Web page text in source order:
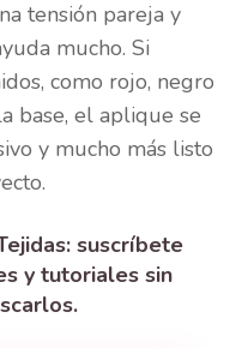
tensión pareja y
mucho. Si
como rojo, negro
base, el aplique se
y mucho más listo
suscríbete
y tutoriales sin